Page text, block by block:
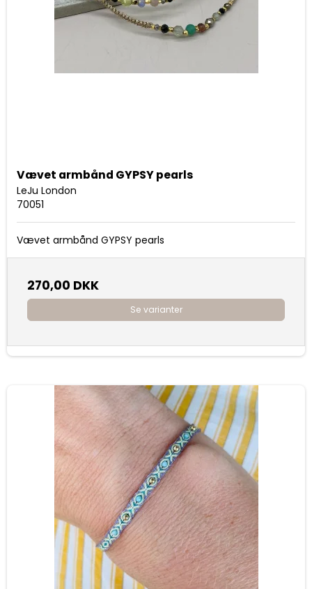
Vævet armbånd GYPSY pearls
LeJu London
70051
Vævet armbånd GYPSY pearls
270,00 DKK
Se varianter